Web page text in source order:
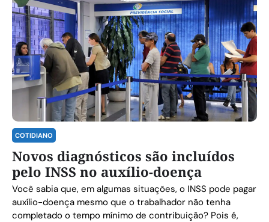
COTIDIANO
Novos diagnósticos são incluídos
pelo INSS no auxílio-doença
Você sabia que, em algumas situações, o INSS pode pagar
auxílio-doença mesmo que o trabalhador não tenha
completado o tempo mínimo de contribuição? Pois é,